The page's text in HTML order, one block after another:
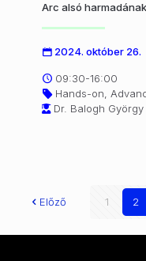
Arc alsó
2024. október 26.
09:30-16:00
Hands-on,
Dr. Balogh György
Előző 1 2